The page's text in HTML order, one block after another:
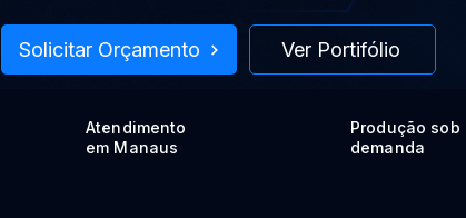
Solicitar Orçamento Ver Portifólio
Atendimento
em Manaus
Produção sob
demanda